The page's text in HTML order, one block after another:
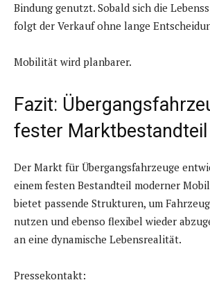
Bindung genutzt. Sobald sich die
folgt der Verkauf ohne lange
Mobilität wird planbarer.
Fazit:
fester Marktbestandteil
Der Markt für Übergangsfahrzeuge
einem festen Bestandteil moderner
bietet passende Strukturen, um
nutzen und ebenso flexibel wieder
an eine dynamische Lebensrealität.
Pressekontakt: